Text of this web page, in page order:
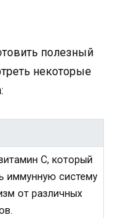
полезный
некоторые
C, который
иммунную систему
от различных